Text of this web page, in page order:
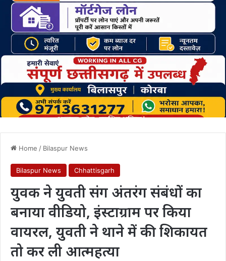
Home / Bilaspur News
Bilaspur News Chhattisgarh
युवक ने युवती संग अंतरंग संबंधों का
बनाया वीडियो, इंस्टाग्राम पर किया
वायरल, युवती ने थाने में की शिकायत
तो कर ली आत्महत्या